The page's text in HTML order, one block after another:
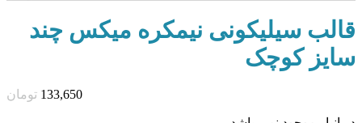
قالب سیلیکونی نیمکره میکس چند
سایز کوچک
133,650 تومان